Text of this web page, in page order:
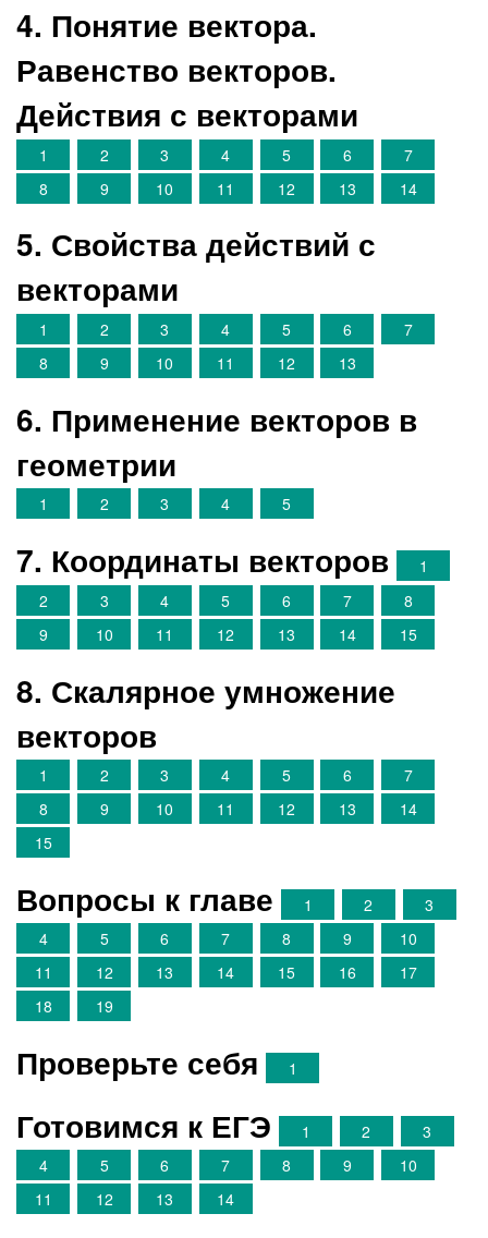
4. Понятие вектора.
Равенство векторов.
Действия с векторами
1 2 3 4 5 6
7
8
9 10 11 12 13 14
5. Свойства действий с
векторами
1 2 3 4 5 6
7
8
9 10 11 12 13
6. Применение векторов в
геометрии
1 2 3 4 5
7. Координаты векторов
1
2
3 4 5 6 7
8
9
10 11 12 13 14 15
8. Скалярное умножение
векторов
1 2 3 4 5 6
7
8
9 10 11 12 13
14
15
Вопросы к главе 1 2
3
4
5 6 7 8 9
10
11
12 13 14 15 16
17
18
19
Проверьте себя 1
Готовимся к ЕГЭ 1 2
3
4
5 6 7 8 9
10
11
12 13 14